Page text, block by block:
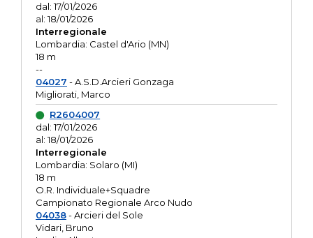
dal: 17/01/2026
al: 18/01/2026
Interregionale
Lombardia: Castel d'Ario (MN)
18 m
--
04027 - A.S.D.Arcieri Gonzaga
Migliorati, Marco
R2604007
dal: 17/01/2026
al: 18/01/2026
Interregionale
Lombardia: Solaro (MI)
18 m
O.R. Individuale+Squadre
Campionato Regionale Arco Nudo
04038- Arcieri del Sole
Vidari, Bruno